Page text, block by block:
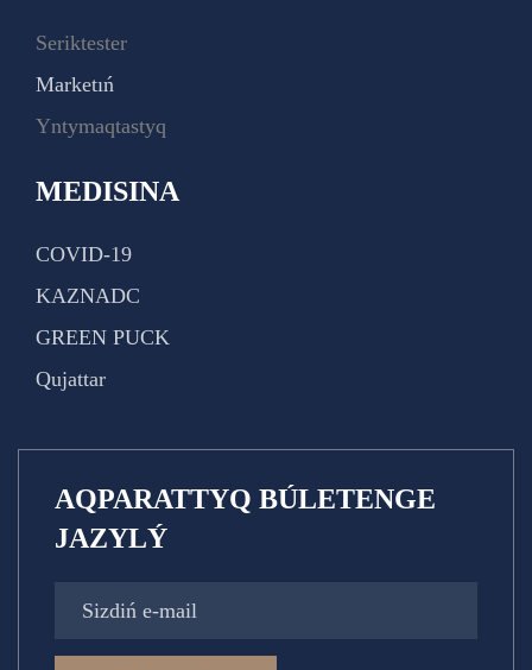
Seriktester
Marketıń
Yntymaqtastyq
MEDISINA
COVID-19
KAZNADC
GREEN PUCK
Qujattar
AQPARATTYQ BÚLETENGE
JAZYLÝ